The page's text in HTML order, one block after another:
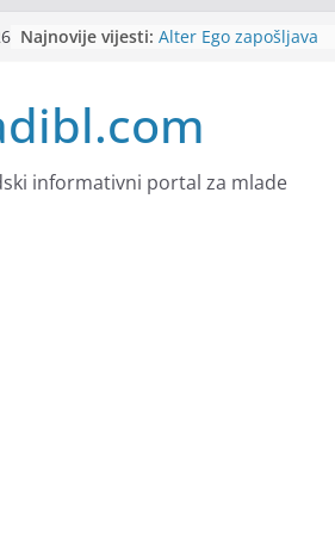
Najnovije vijesti: Alter Ego zapošljava
Veranda zapošljava
informativni portal za mlade